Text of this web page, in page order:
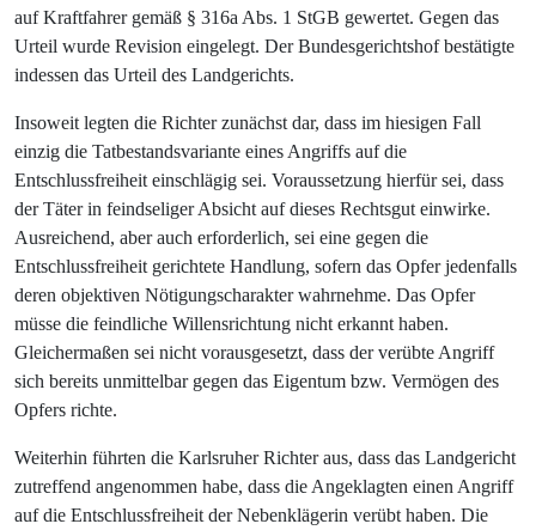
auf Kraftfahrer gemäß § 316a Abs. 1 StGB gewertet. Gegen das
Urteil wurde Revision eingelegt. Der Bundesgerichtshof bestätigte
indessen das Urteil des Landgerichts.
Insoweit legten die Richter zunächst dar, dass im hiesigen Fall
einzig die Tatbestandsvariante eines Angriffs auf die
Entschlussfreiheit einschlägig sei. Voraussetzung hierfür sei, dass
der Täter in feindseliger Absicht auf dieses Rechtsgut einwirke.
Ausreichend, aber auch erforderlich, sei eine gegen die
Entschlussfreiheit gerichtete Handlung, sofern das Opfer jedenfalls
deren objektiven Nötigungscharakter wahrnehme. Das Opfer
müsse die feindliche Willensrichtung nicht erkannt haben.
Gleichermaßen sei nicht vorausgesetzt, dass der verübte Angriff
sich bereits unmittelbar gegen das Eigentum bzw. Vermögen des
Opfers richte.
Weiterhin führten die Karlsruher Richter aus, dass das Landgericht
zutreffend angenommen habe, dass die Angeklagten einen Angriff
auf die Entschlussfreiheit der Nebenklägerin verübt haben. Die